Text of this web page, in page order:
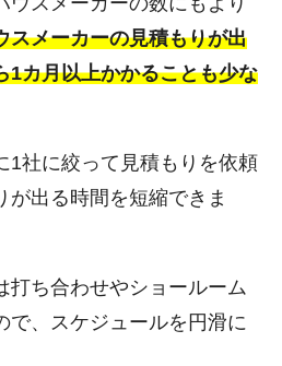
スメーカーの見積もりが出
1カ月以上かかることも少な
1社に絞って見積もりを依頼
が出る時間を短縮できま
打ち合わせやショールーム
で、スケジュールを円滑に